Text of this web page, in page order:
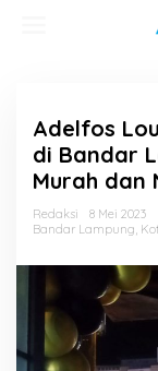
Adelfos
di Bandar
Murah dan
Redaksi
8 Mei 2023
Bandar Lampung,